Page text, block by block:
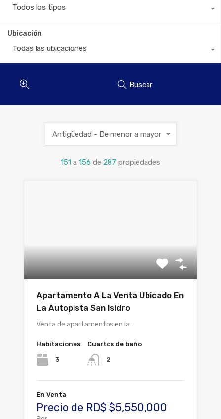
Todos los tipos
Ubicación
Todas las ubicaciones
Buscar
151 a 156 de 287 propiedades
Antigüedad - De menor a mayor
Apartamento A La Venta Ubicado En
La Autopista San Isidro
Venta de apartamentos en la…
Habitaciones
3
Cuartos de baño
2
En Venta
Precio de RD$ $5,550,000